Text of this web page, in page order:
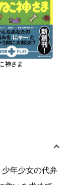
神さま
年少女の代弁